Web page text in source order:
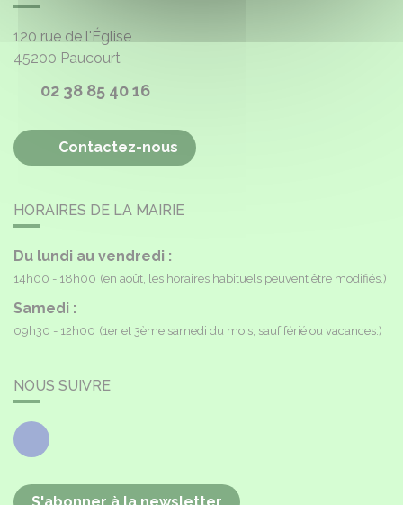
120 rue de l'Église
45200 Paucourt
02 38 85 40 16
Contactez-nous
HORAIRES DE LA MAIRIE
Du lundi au vendredi :
14h00 - 18h00 (en août, les horaires habituels peuvent être modifiés.)
Samedi :
09h30 - 12h00 (1er et 3ème samedi du mois, sauf férié ou vacances.)
NOUS SUIVRE
Facebook
S'abonner à la newsletter